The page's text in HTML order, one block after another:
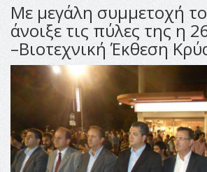
Με μεγάλη συμμετοχή
άνοιξε τις πύλες της η
–Βιοτεχνική Έκθεση